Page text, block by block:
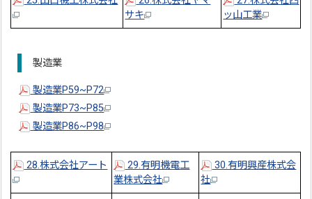
サキ
ッ山工業
製造業
製造業P59~P72
製造業P73~P85
製造業P86~P98
28.株式会社アート
29.有明機電工
業株式会社
30.有明興産株式会
社